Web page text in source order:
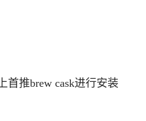
首推brew cask进行安装